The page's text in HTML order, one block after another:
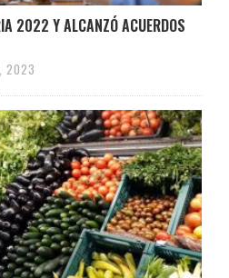
2022 Y ALCANZÓ ACUERDOS
2023